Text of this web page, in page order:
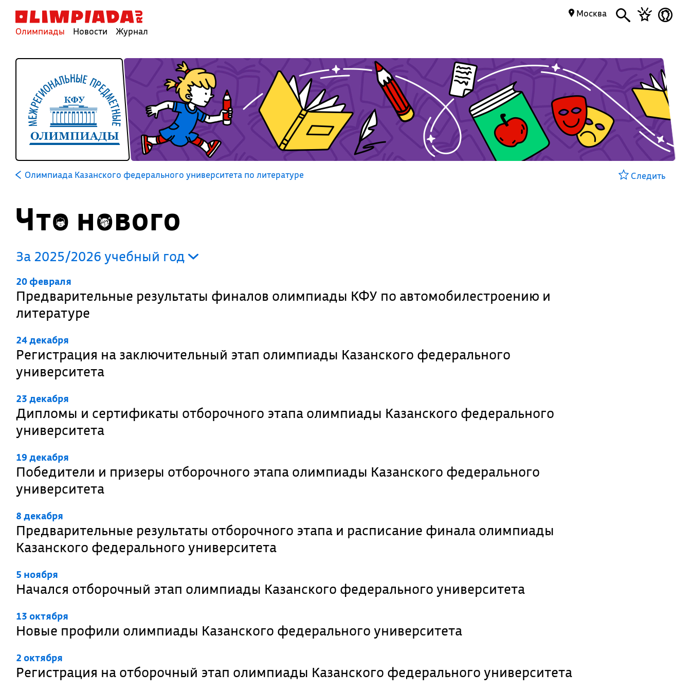
Олимпиады Новости Журнал
Москва
Олимпиада Казанского федерального университета по литературе Следить
Что нового
За 2025/2026 учебный год
20 февраля
Предварительные результаты финалов олимпиады КФУ по автомобилестроению и
литературе
24 декабря
Регистрация на заключительный этап олимпиады Казанского федерального
университета
23 декабря
Дипломы и сертификаты отборочного этапа олимпиады Казанского федерального
университета
19 декабря
Победители и призеры отборочного этапа олимпиады Казанского федерального
университета
8 декабря
Предварительные результаты отборочного этапа и расписание финала олимпиады
Казанского федерального университета
5 ноября
Начался отборочный этап олимпиады Казанского федерального университета
13 октября
Новые профили олимпиады Казанского федерального университета
2 октября
Регистрация на отборочный этап олимпиады Казанского федерального университета